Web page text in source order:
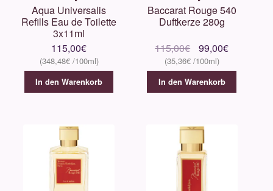
Aqua Universalis
Refills Eau de Toilette
3x11ml
115,00€
348,48€
In den Warenkorb
Baccarat Rouge 540
Duftkerze 280g
115,00€
Ursprünglicher
Preis
war:
115,00€
99,00€Aktueller
99,00€.
35,36€
In den Warenkorb